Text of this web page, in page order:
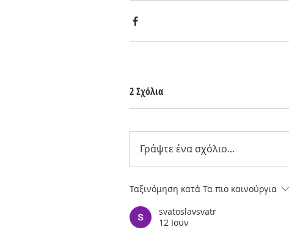
2 Σχόλια
Γράψτε ένα σχόλιο...
Ταξινόμηση κατά Τα πιο καινούργια
svatoslavsvatr
12 Ιουν